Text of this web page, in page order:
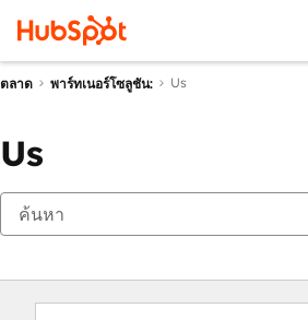
ตลาด พาร์ทเนอร์โซลูชัน: Us
Us